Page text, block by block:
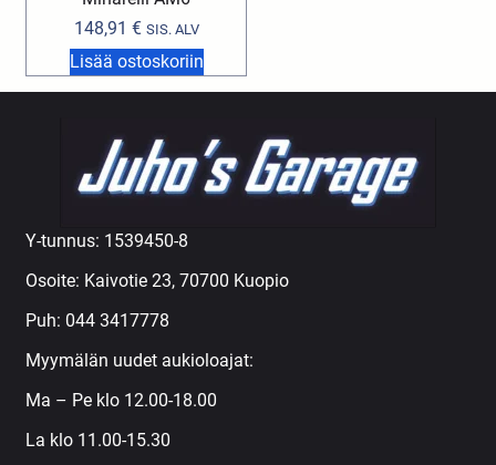
148,91 € SIS. ALV
Lisää ostoskoriin
Y-tunnus: 1539450-8
Osoite: Kaivotie 23, 70700 Kuopio
Puh: 044 3417778
Myymälän uudet aukioloajat:
Ma – Pe klo 12.00-18.00
La klo 11.00-15.30